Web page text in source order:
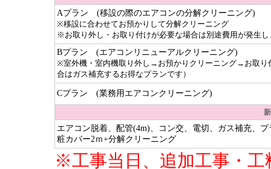
Aプラン (移設の際のエアコンの分解クリーニング)
※移設に合わせてお預かりして分解クリーニング
※お取り外し・お取り付けが必要な場合は別途費用が発生し
Bプラン (エアコンリニューアルクリーニング)
※室外機・室内機取り外し→お預かりクリーニング→お取り
合はガス補充するお得なプランです）
Cプラン (業務用エアコンクリーニング)
エアコン脱着、配管(4m)、コン交、電切、ガス補充、
粧カバー2ｍ+分解クリーニング
※工事当日、追加工事・